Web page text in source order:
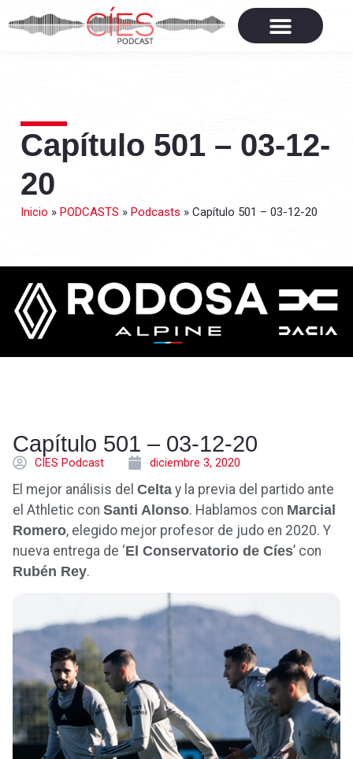
Capítulo 501 – 03-12-
20
Inicio » PODCASTS » Podcasts » Capítulo 501 – 03-12-20
Capítulo 501 – 03-12-20
CÍES Podcast diciembre 3, 2020
El mejor análisis del Celta y la previa del partido ante
el Athletic con Santi Alonso. Hablamos con Marcial
Romero, elegido mejor profesor de judo en 2020. Y
nueva entrega de ‘El Conservatorio de Cíes’ con
Rubén Rey.